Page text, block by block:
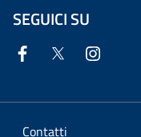
SEGUICI SU
Contatti